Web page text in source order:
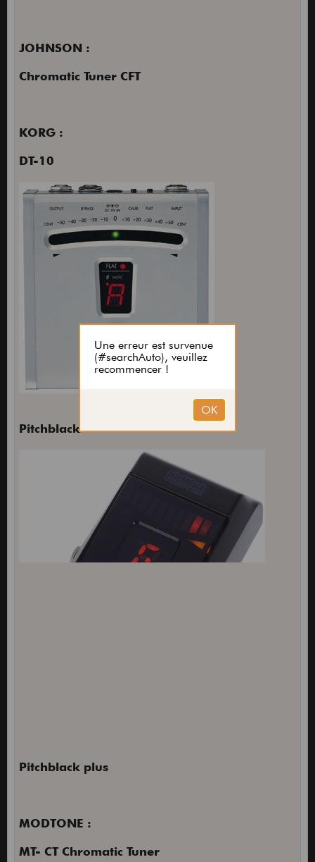
JOHNSON :
Chromatic Tuner CFT
KORG :
DT-10
Pitchblack
Pitchblack plus
MODTONE :
MT- CT Chromatic Tuner